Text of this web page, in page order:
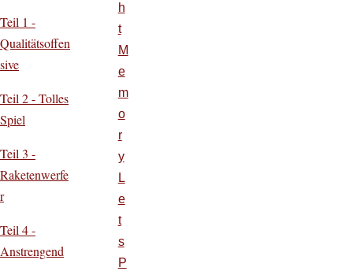
Teil 1 -
Qualitätsoffen
sive
Teil 2 - Tolles
Spiel
Teil 3 -
Raketenwerfe
r
Teil 4 -
Anstrengend
h
t
M
e
m
o
r
y
L
e
t
s
P